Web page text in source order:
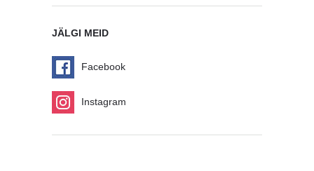
JÄLGI MEID
Facebook
Instagram